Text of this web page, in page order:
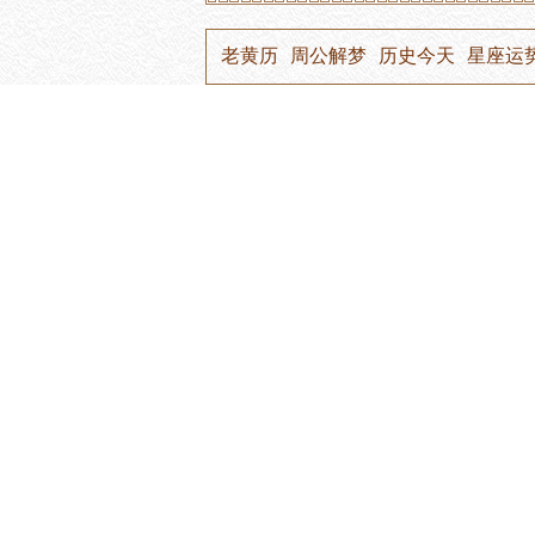
老黄历 周公解梦 历史今天 星座运